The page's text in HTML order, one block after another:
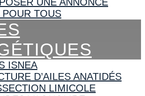
TOUS
ISNEA
D’AILES ANATIDÉS
LIMICOLE